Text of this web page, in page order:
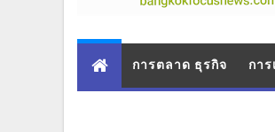
การตลาด ธุรกิจ กา